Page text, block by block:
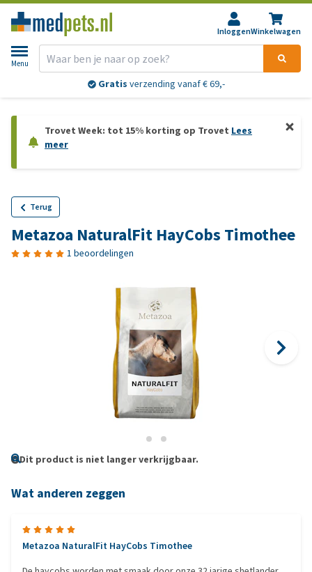
InloggenWinkelwagen
Menu
Gratis verzending vanaf € 69,-
Trovet Week: tot 15% korting op Trovet Lees
meer
Terug
Metazoa NaturalFit HayCobs Timothee
1 beoordelingen
Dit product is niet langer verkrijgbaar.
Wat anderen zeggen
Metazoa NaturalFit HayCobs Timothee